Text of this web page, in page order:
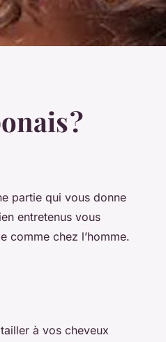
?
partie qui vous donne
entretenus vous
comme chez l’homme.
à vos cheveux